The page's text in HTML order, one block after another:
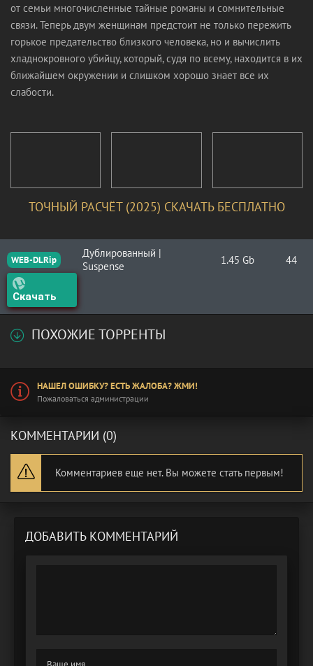
от семьи многочисленные тайные романы и сомнительные
связи. Теперь двум женщинам предстоит не только пережить
горькое предательство близкого человека, но и вычислить
хладнокровного убийцу, который, судя по всему, находится в их
ближайшем окружении и слишком хорошо знает все их
слабости.
ТОЧНЫЙ РАСЧЁТ (2025) СКАЧАТЬ БЕСПЛАТНО
WEB-DLRip
Дублированный |
Suspense
1.45 Gb 44
Скачать
ПОХОЖИЕ ТОРРЕНТЫ
НАШЕЛ ОШИБКУ? ЕСТЬ ЖАЛОБА? ЖМИ!
Пожаловаться администрации
КОММЕНТАРИИ (0)
Комментариев еще нет. Вы можете стать первым!
ДОБАВИТЬ КОММЕНТАРИЙ